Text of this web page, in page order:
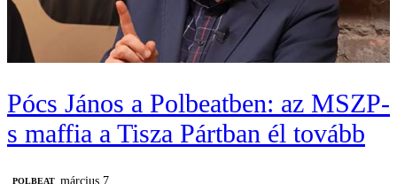
Pócs János a Polbeatben: az MSZP-
s maffia a Tisza Pártban él tovább
‎POLBEAT március 7.